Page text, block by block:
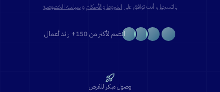
بالتسجيل، أنت توافق على الشروط والأحكام وسياسة الخصوصية
انضم لأكثر من 150+ رائد أعمال
وصول مبكر للفرص